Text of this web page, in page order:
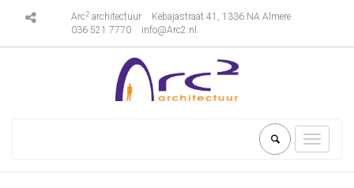
Arc 2architectuur
Kebajastraat 41, 1336 NA Almere
036 521 7770
info@Arc2.nl
Toggle